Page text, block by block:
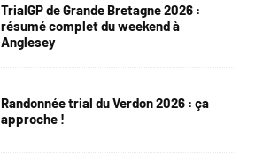
TrialGP de Grande Bretagne 2026 :
résumé complet du weekend à
Anglesey
Randonnée trial du Verdon 2026 : ça
approche !